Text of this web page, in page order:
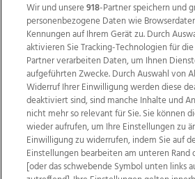
Wir über uns Mediadaten
Wir und unsere918-Partner speichern und
personenbezogene Daten wie
Kennungen auf Ihrem Gerät zu. Durch
aktivieren Sie Tracking-Technologien für
Partner verarbeiten Daten, um Ihnen
aufgeführten Zwecke. Durch Auswahl von
Widerruf Ihrer Einwilligung werden diese
deaktiviert sind, sind manche Inhalte und
nicht mehr so relevant für Sie. Sie können
wieder aufrufen, um Ihre Einstellungen zu
Einwilligung zu widerrufen, indem Sie auf
Einstellungen bearbeiten am unteren Rand
[oder das schwebende Symbol unten links